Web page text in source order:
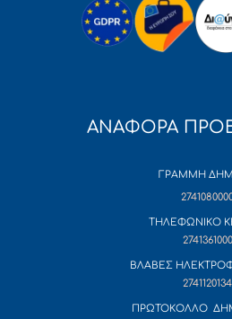
ΑΝΑΦΟΡΑ
ΓΡΑΜΜΗ
ΤΗΛΕΦΩΝΙΚΟ
2741361000
ΒΛΑΒΕΣ
2741120134
ΠΡΩΤΟΚΟΛΛΟ